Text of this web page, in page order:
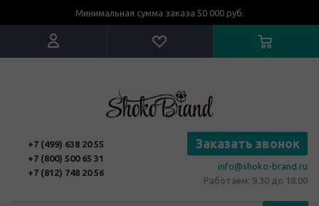
Минимальная сумма заказа 50 000 руб.
+7 (499) 638 20 55
+7 (800) 500 65 31
+7 (812) 748 20 56
Заказать звонок
info@shoko-brand.ru
Работаем: 9.30 до 18.00